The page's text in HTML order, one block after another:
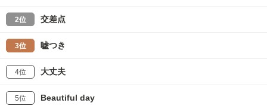
2位 交差点
3位 嘘つき
4位 大丈夫
5位 Beautiful day